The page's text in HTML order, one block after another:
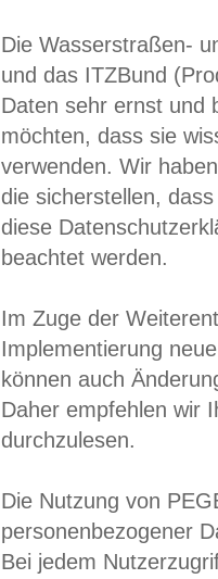
Die Wasserstraßen-
und das ITZBund
Daten sehr ernst und
möchten, dass sie
verwenden. Wir
die sicherstellen,
diese
beachtet werden.
Im Zuge der
Implementierung
können auch
Daher empfehlen wir
durchzulesen.
Die Nutzung von
personenbezogener
Bei jedem